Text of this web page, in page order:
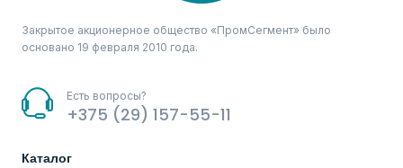
Закрытое акционерное общество «ПромСегмент» было
основано 19 февраля 2010 года.
Есть вопросы?
+375 (29) 157-55-11
Каталог